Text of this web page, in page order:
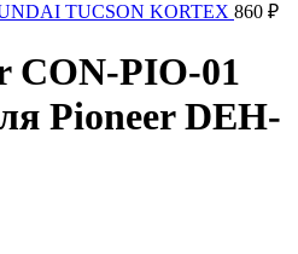
TUCSON KORTEX 860 ₽
CON-PIO-01
Pioneer DEH-